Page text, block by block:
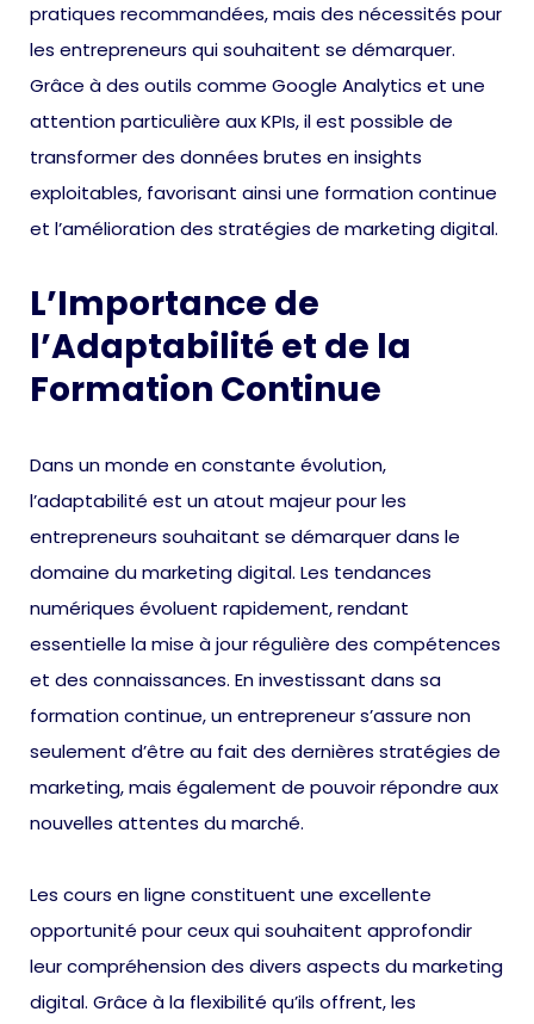
pratiques recommandées, mais des nécessités pour
les entrepreneurs qui souhaitent se démarquer.
Grâce à des outils comme Google Analytics et une
attention particulière aux KPIs, il est possible de
transformer des données brutes en insights
exploitables, favorisant ainsi une formation continue
et l’amélioration des stratégies de marketing digital.
L’Importance de
l’Adaptabilité et de la
Formation Continue
Dans un monde en constante évolution,
l’adaptabilité est un atout majeur pour les
entrepreneurs souhaitant se démarquer dans le
domaine du marketing digital. Les tendances
numériques évoluent rapidement, rendant
essentielle la mise à jour régulière des compétences
et des connaissances. En investissant dans sa
formation continue, un entrepreneur s’assure non
seulement d’être au fait des dernières stratégies de
marketing, mais également de pouvoir répondre aux
nouvelles attentes du marché.
Les cours en ligne constituent une excellente
opportunité pour ceux qui souhaitent approfondir
leur compréhension des divers aspects du marketing
digital. Grâce à la flexibilité qu’ils offrent, les